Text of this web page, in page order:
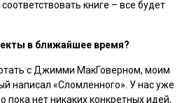
книге – все будет
в ближайшее время?
с Джимми МакГоверном, моим
написал «Сломленного». У нас уже
пока нет никаких конкретных идей,